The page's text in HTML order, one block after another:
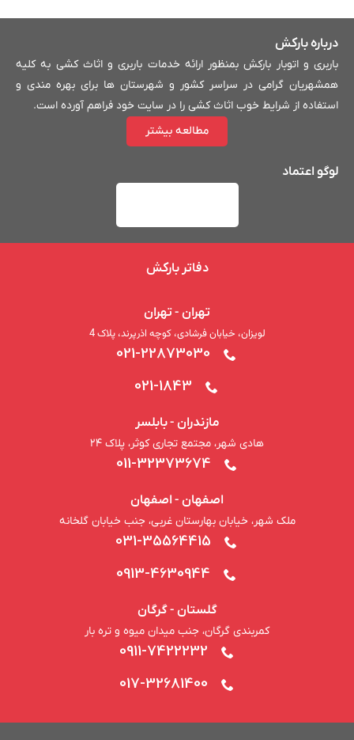
درباره بارکش
باربری و اتوبار بارکش بمنظور ارائه خدمات باربری و اثاث کشی به کلیه
همشهریان گرامی در سراسر کشور و شهرستان ها برای بهره مندی و
استفاده از شرایط خوب اثاث کشی را در سایت خود فراهم آورده است.
مطالعه بیشتر
لوگو اعتماد
دفاتر بارکش
تهران - تهران
لویزان، خیابان فرشادی، کوچه اذرپرند، پلاک 4
021-22873030
021-1843
مازندران - بابلسر
هادی شهر، مجتمع تجاری کوثر، پلاک ۲۴
011-32373674
اصفهان - اصفهان
ملک شهر، خیابان بهارستان غربی، جنب خیابان گلخانه
031-35564415
0913-4630944
گلستان - گرگان
کمربندی گرگان، جنب میدان میوه و تره بار
0911-7422232
017-32681400